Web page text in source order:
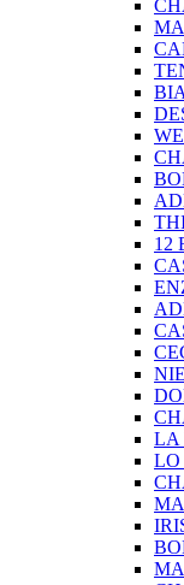
12
LA
LO